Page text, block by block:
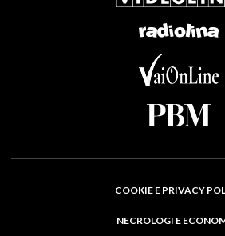
COOKIE E PRIVACY
NECROLOGI E